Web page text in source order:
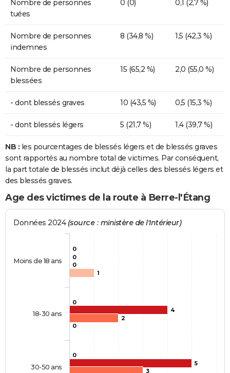
Nombre de personnes
tuées
0 (0) 0,1 (2,7 %)
Nombre de personnes
indemnes
8 (34,8 %) 1,5 (42,3 %)
Nombre de personnes
blessées
15 (65,2 %) 2,0 (55,0 %)
- dont blessés graves 10 (43,5 %) 0,5 (15,3 %)
- dont blessés légers 5 (21,7 %) 1,4 (39,7 %)
NB : les pourcentages de blessés légers et de blessés graves
sont rapportés au nombre total de victimes. Par conséquent,
la part totale de blessés inclut déjà celles des blessés légers et
des blessés graves.
Age des victimes de la route à Berre-l'Étang
Données 2024 (source : ministère de l'Intérieur)
0
0
0
0
4
5
0
2
3
1
0
Moins de 18 ans
18-30 ans
30-50 ans